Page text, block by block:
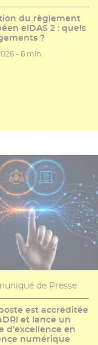
du règlement
eIDAS 2 : quels
?
publication
-Temps de lecture
6 min
de Presse
est accréditée
et lance un
d’excellence en
numérique